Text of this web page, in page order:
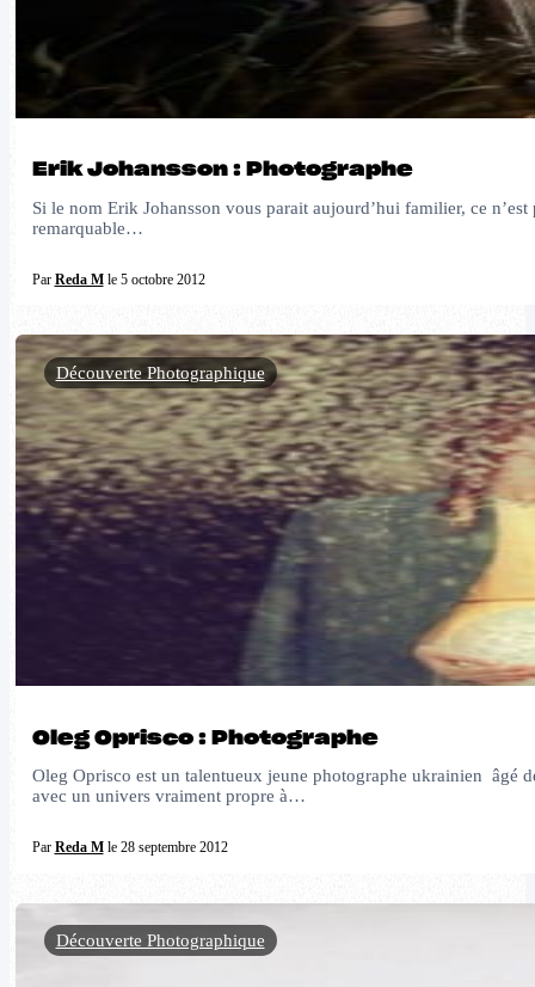
Erik Johansson : Photographe
Si le nom Erik Johansson vous parait aujourd’hui familier, ce
remarquable…
Par Reda Mle 5 octobre 2012
Oleg Oprisco : Photographe
Oleg Oprisco est un talentueux jeune photographe ukrainien âgé
avec un univers vraiment propre à…
Par Reda Mle 28 septembre 2012
Découverte Photographique
Découverte Photographique